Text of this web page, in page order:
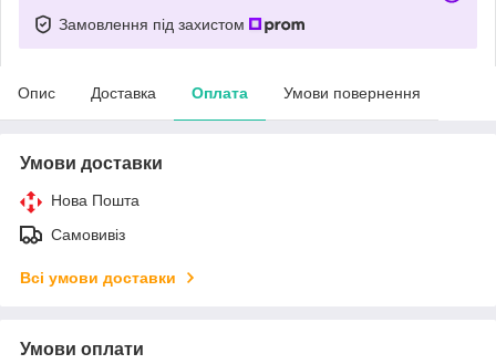
Замовлення під захистом
Опис Доставка Оплата Умови повернення
Умови доставки
Нова Пошта
Самовивіз
Всі умови доставки
Умови оплати